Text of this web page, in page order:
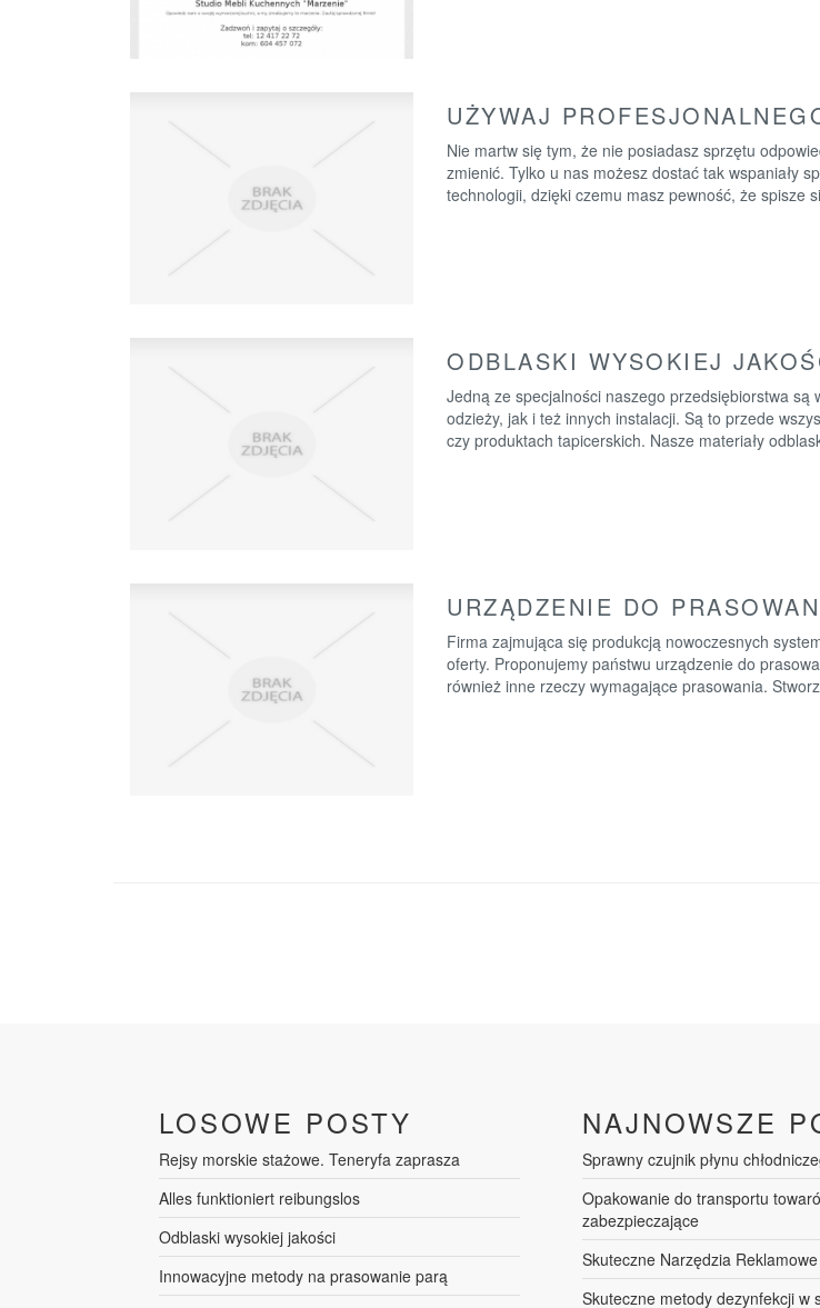
UŻYWAJ
Nie martw się tym, że nie posiadasz sprzętu
zmienić. Tylko u nas możesz dostać tak wspaniały
technologii, dzięki czemu masz pewność, że spisze
ODBLASKI WYSOKIEJ
Jedną ze specjalności naszego przedsiębiorstwa
odzieży, jak i też innych instalacji. Są to przede
czy produktach tapicerskich. Nasze materiały
URZĄDZENIE DO
Firma zajmująca się produkcją nowoczesnych
oferty. Proponujemy państwu urządzenie do
również inne rzeczy wymagające prasowania.
LOSOWE POSTY
Rejsy morskie stażowe. Teneryfa zaprasza
Alles funktioniert reibungslos
Odblaski wysokiej jakości
Innowacyjne metody na prasowanie parą
NAJNOWSZE
Sprawny czujnik płynu
Opakowanie do transportu
zabezpieczające
Skuteczne Narzędzia
Skuteczne metody dezynfekcji w